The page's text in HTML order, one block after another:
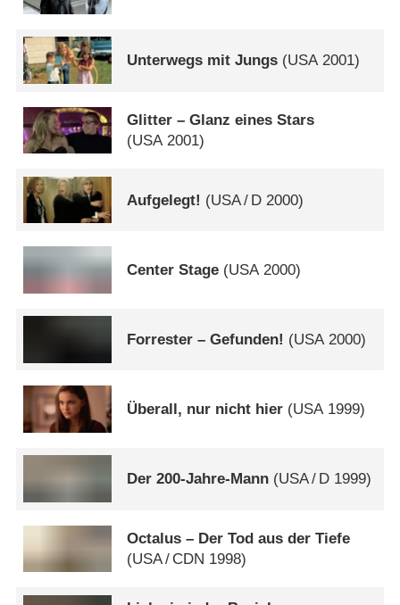
Unterwegs mit Jungs (USA2001)
Glitter – Glanz eines Stars
(USA2001)
Aufgelegt! (USA/ D 2000)
Center Stage (USA 2000)
Forrester – Gefunden! (USA2000)
Überall, nur nicht hier (USA1999)
Der 200-Jahre-Mann (USA/ D 1999)
Octalus – Der Tod aus der Tiefe
(USA/ CDN 1998)